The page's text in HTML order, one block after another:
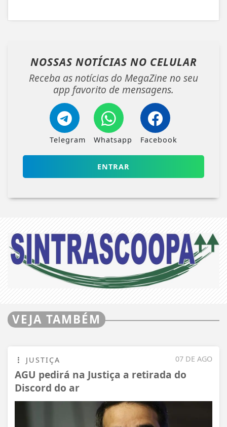
NOSSAS NOTÍCIAS NO CELULAR
Receba as notícias do MegaZine no seu
app favorito de mensagens.
Telegram Whatsapp Facebook
ENTRAR
VEJA TAMBÉM
07 DE AGO
JUSTIÇA
AGU pedirá na Justiça a retirada do
Discord do ar